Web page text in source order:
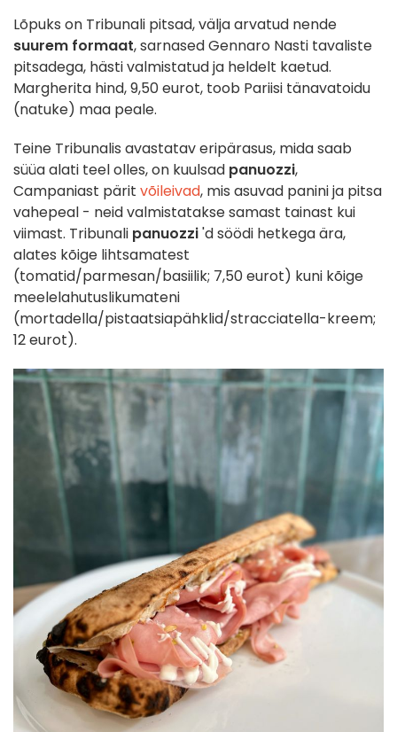
Lõpuks on Tribunali pitsad, välja arvatud nende
suurem formaat, sarnased Gennaro Nasti tavaliste
pitsadega, hästi valmistatud ja heldelt kaetud.
Margherita hind, 9,50 eurot, toob Pariisi tänavatoidu
(natuke) maa peale.
Teine Tribunalis avastatav eripärasus, mida saab
süüa alati teel olles, on kuulsad panuozzi,
Campaniast pärit võileivad, mis asuvad panini ja pitsa
vahepeal - neid valmistatakse samast tainast kui
viimast. Tribunali panuozzi'd söödi hetkega ära,
alates kõige lihtsamatest
(tomatid/parmesan/basiilik; 7,50 eurot) kuni kõige
meelelahutuslikumateni
(mortadella/pistaatsiapähklid/stracciatella-kreem;
12 eurot).